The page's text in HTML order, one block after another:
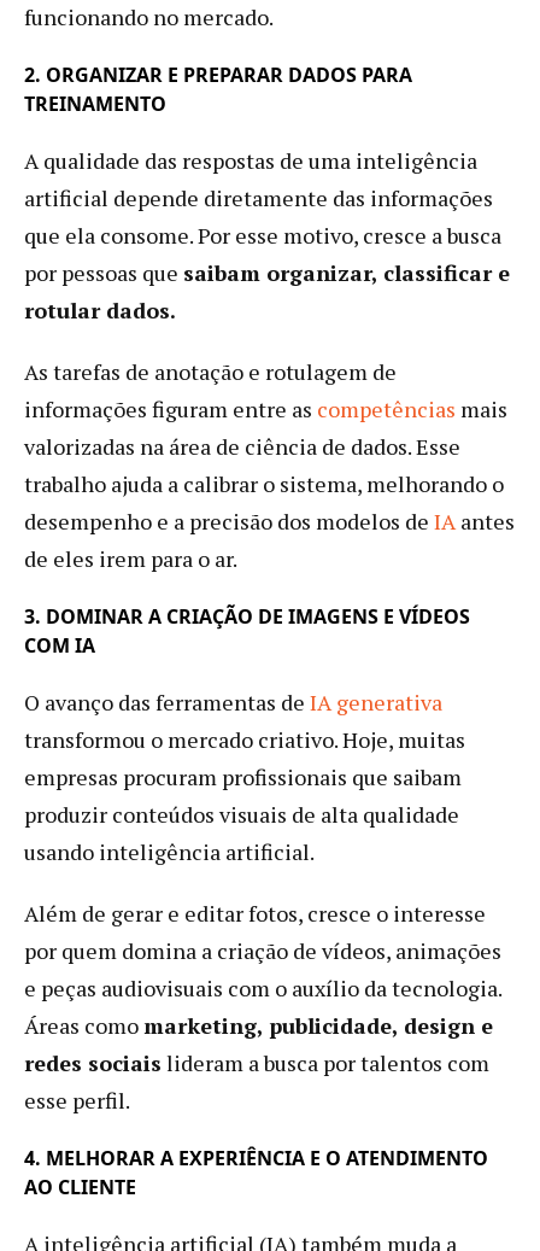
funcionando no mercado.
2. ORGANIZAR E PREPARAR DADOS PARA
TREINAMENTO
A qualidade das respostas de uma inteligência
artificial depende diretamente das informações
que ela consome. Por esse motivo, cresce a busca
por pessoas que saibam organizar, classificar e
rotular dados.
As tarefas de anotação e rotulagem de
informações figuram entre as competências mais
valorizadas na área de ciência de dados. Esse
trabalho ajuda a calibrar o sistema, melhorando o
desempenho e a precisão dos modelos de IAantes
de eles irem para o ar.
3. DOMINAR A CRIAÇÃO DE IMAGENS E VÍDEOS
COM IA
O avanço das ferramentas de IA generativa
transformou o mercado criativo. Hoje, muitas
empresas procuram profissionais que saibam
produzir conteúdos visuais de alta qualidade
usando inteligência artificial.
Além de gerar e editar fotos, cresce o interesse
por quem domina a criação de vídeos, animações
e peças audiovisuais com o auxílio da tecnologia.
Áreas comomarketing, publicidade, design e
redes sociais lideram a busca por talentos com
esse perfil.
4. MELHORAR A EXPERIÊNCIA E O ATENDIMENTO
AO CLIENTE
A inteligência artificial (IA) também muda a